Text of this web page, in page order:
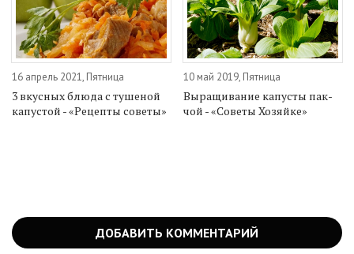
16 апрель 2021, Пятница
3 вкусных блюда с тушеной
капустой - «Рецепты советы»
10 май 2019, Пятница
Выращивание капусты пак-
чой - «Советы Хозяйке»
ДОБАВИТЬ КОММЕНТАРИЙ